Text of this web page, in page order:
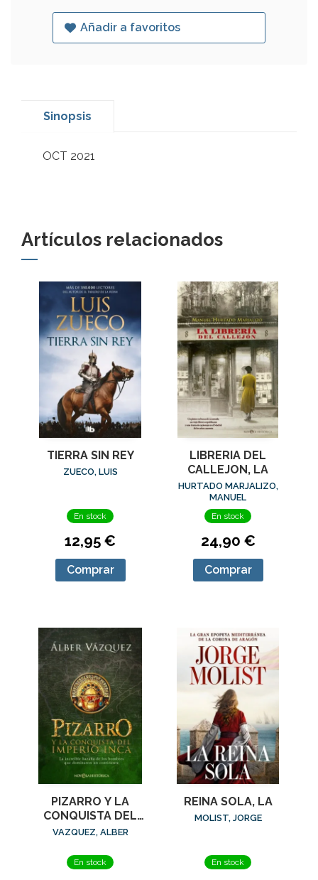
Añadir a favoritos
Sinopsis
OCT 2021
Artículos relacionados
TIERRA SIN REY
ZUECO, LUIS
En stock
12,95 €
Comprar
LIBRERIA DEL
CALLEJON, LA
HURTADO MARJALIZO,
MANUEL
En stock
24,90 €
Comprar
PIZARRO Y LA
CONQUISTA DEL
IMPERIO INCA
VAZQUEZ, ALBER
En stock
REINA SOLA, LA
MOLIST, JORGE
En stock